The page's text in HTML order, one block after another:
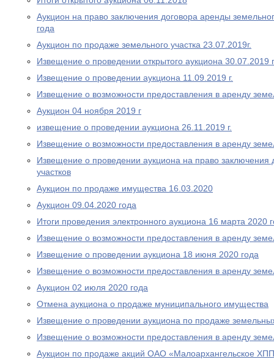
Аукцион на право заключения договора аренды
года
Аукцион по продаже земельного участка 23.07.2019г.
Извещение о проведении открытого аукциона 30.07.2019
Извещение о проведении аукциона 11.09.2019 г.
Извещение о возможности предоставления в аренду
Аукцион 04 ноября 2019 г
извещение о проведении аукциона 26.11.2019 г.
Извещение о возможности предоставления в аренду
Извещение о проведении аукциона на право заключения
участков
Аукцион по продаже имущества 16.03.2020
Аукцион 09.04.2020 года
Итоги проведения электронного аукциона 16 марта
Извещение о возможности предоставления в аренду
Извещение о проведении аукциона 18 июня 2020 года
Извещение о возможности предоставления в аренду
Аукцион 02 июля 2020 года
Отмена аукциона о продаже муниципального имущества
Извещение о проведении аукциона по продаже
Извещение о возможности предоставления в аренду
Аукцион по продаже акций ОАО «Малоархангельское